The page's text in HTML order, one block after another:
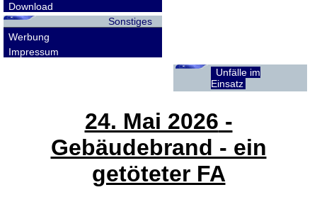
Download
Sonstiges
Werbung
Impressum
Unfälle im
Einsatz
24. Mai 2026 -
Gebäudebrand - ein
getöteter FA